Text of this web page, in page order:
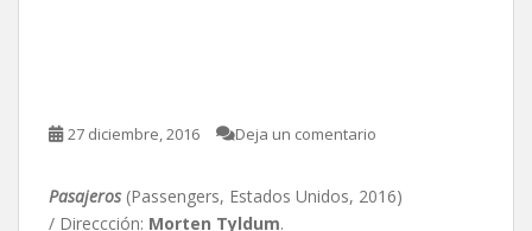
27 diciembre, 2016 Deja un comentario
Pasajeros (Passengers, Estados Unidos, 2016)
/ Direccción: Morten Tyldum.